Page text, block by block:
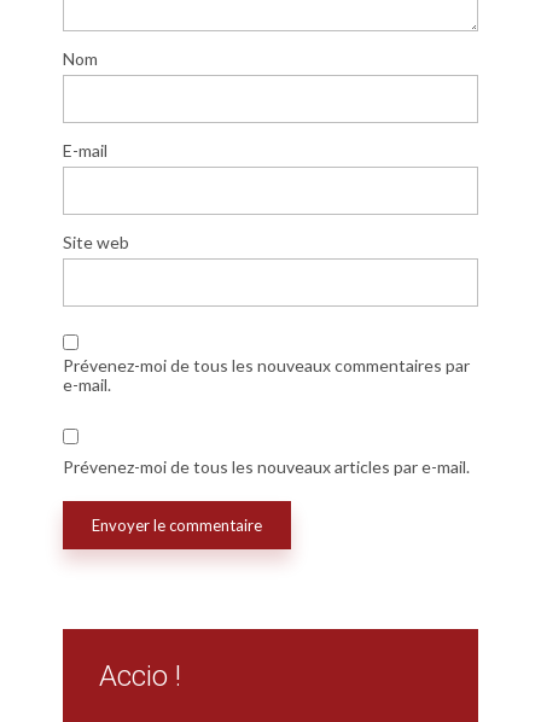
Nom
E-mail
Site web
Prévenez-moi de tous les nouveaux commentaires par
e-mail.
Prévenez-moi de tous les nouveaux articles par e-mail.
Accio !